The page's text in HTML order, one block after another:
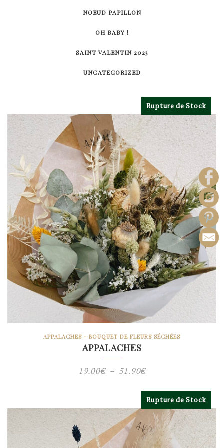
NOEUD PAPILLON
OH BABY !
SAINT VALENTIN 2025
UNCATEGORIZED
Rupture de Stock
APPALACHES - BOUQUET DE FLEURS SÉCHÉES
APPALACHES
19.00€ – 51.90€Plage
prix :
19.00€
à
51.90€
Rupture de Stock